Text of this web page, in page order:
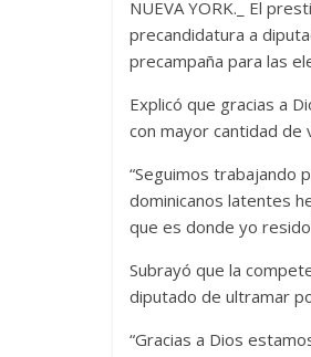
NUEVA YORK._ El
precandidatura a
precampaña para las
Explicó que gracias a
con mayor cantidad de
“Seguimos trabajando
dominicanos latentes
que es donde yo
Subrayó que la
diputado de ultramar
“Gracias a Dios